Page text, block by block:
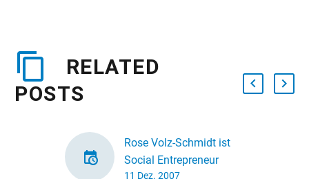
RELATED
POSTS
Rose Volz-Schmidt ist
Social Entrepreneur
11 Dez. 2007